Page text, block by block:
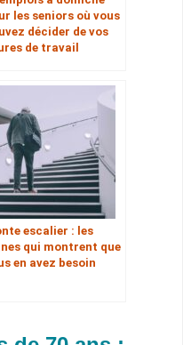
les seniors où vous
décider de vos
de travail
escalier : les
qui montrent que
en avez besoin